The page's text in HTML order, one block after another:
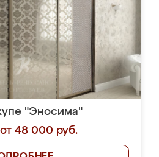
"Эносима"
48 000 руб.